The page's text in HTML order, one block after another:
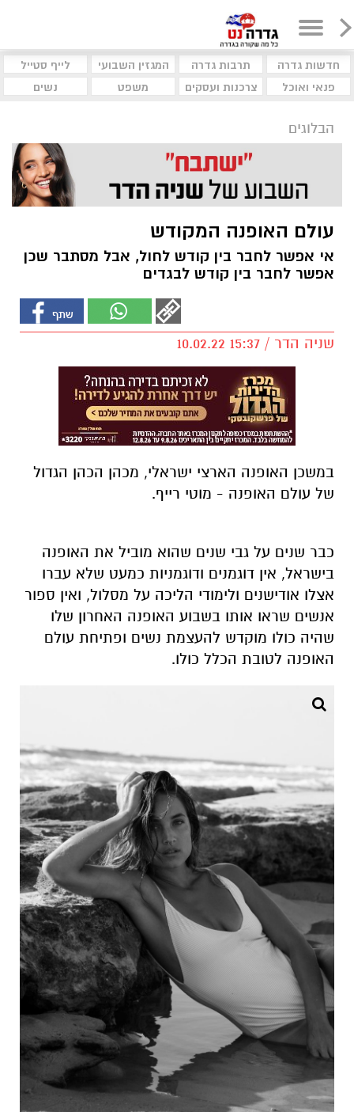
חדשות גדרה תרבות גדרה המגזין השבועי
לייף סטייל
פנאי ואוכל
צרכנות ועסקים משפט נשים
הבלוגים
עולם האופנה המקודש
אי אפשר לחבר בין קודש לחול, אבל מסתבר שכן
אפשר לחבר בין קודש לבגדים
שניה הדר / 15:37 10.02.22
במשכן האופנה הארצי ישראלי, מכהן הכהן הגדול
של עולם האופנה - מוטי רייף.
כבר שנים על גבי שנים שהוא מוביל את האופנה
בישראל, אין דוגמנים ודוגמניות כמעט שלא עברו
אצלו אודישנים ולימודי הליכה על מסלול, ואין ספור
אנשים שראו אותו בשבוע האופנה האחרון שלו
שהיה כולו מוקדש להעצמת נשים ופתיחת עולם
האופנה לטובת הכלל כולו.